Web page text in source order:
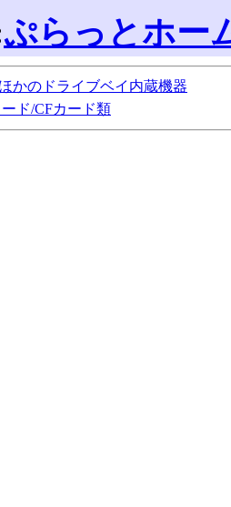
ぷらっとホー
かのドライブベイ内蔵機器
ド/CFカード類